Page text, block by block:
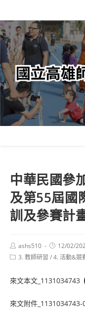
轉
至
主
內
容
中華民國參
及第55屆國
訓及參賽計
Post
author:
ashs510
Post
published:
12/02/
Post3. 教師研習 /4. 活動&競
來文本文_1131034743
來文附件_1131034743-